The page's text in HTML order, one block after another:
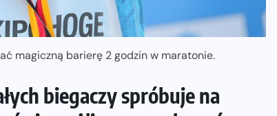
magiczną barierę 2 godzin w maratonie.
biegaczy spróbuje na